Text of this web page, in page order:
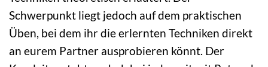
Schwerpunkt liegt jedoch auf dem praktischen
Üben, bei dem ihr die erlernten Techniken direkt
an eurem Partner ausprobieren könnt. Der